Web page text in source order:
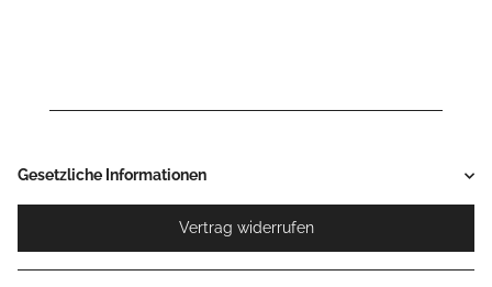
Gesetzliche Informationen
Vertrag widerrufen